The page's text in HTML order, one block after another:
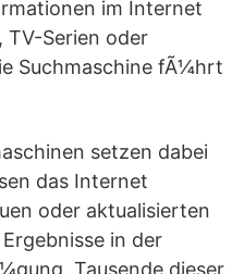
im Internet
TV-Serien oder
Suchmaschine fÃ¼hrt
setzen dabei
das Internet
oder aktualisierten
in der
Tausende dieser